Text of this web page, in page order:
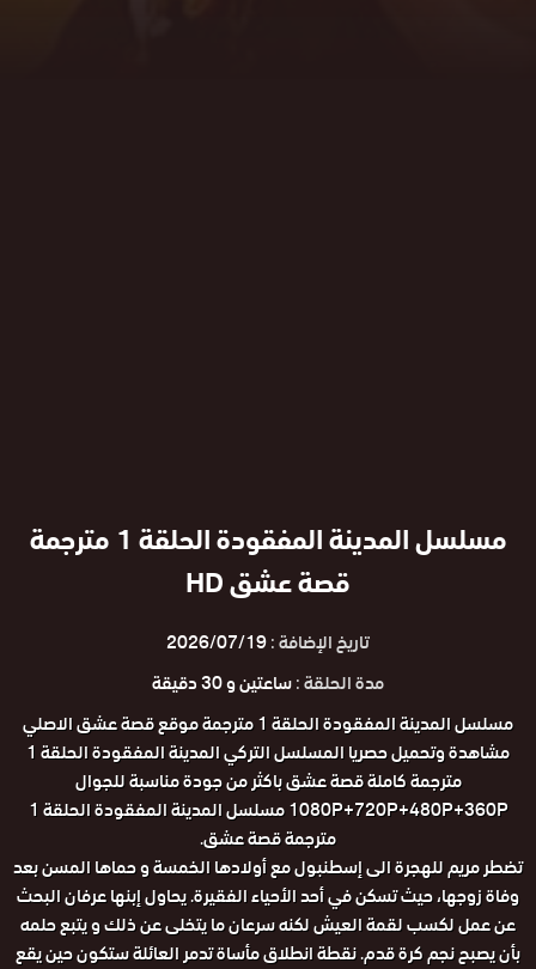
مسلسل المدينة المفقودة الحلقة 1 مترجمة
قصة عشق HD
تاريخ الإضافة :2026/07/19
مدة الحلقة :ساعتين و 30 دقيقة
مسلسل المدينة المفقودة الحلقة 1 مترجمة موقع قصة عشق الاصلي
مشاهدة وتحميل حصريا المسلسل التركي المدينة المفقودة الحلقة 1
مترجمة كاملة قصة عشق باكثر من جودة مناسبة للجوال
1080P+720P+480P+360P مسلسل المدينة المفقودة الحلقة 1
مترجمة قصة عشق.
تضطر مريم للهجرة الى إسطنبول مع أولادها الخمسة و حماها المسن بعد
وفاة زوجها، حيث تسكن في أحد الأحياء الفقيرة. يحاول إبنها عرفان البحث
عن عمل لكسب لقمة العيش لكنه سرعان ما يتخلى عن ذلك و يتبع حلمه
بأن يصبح نجم كرة قدم. نقطة انطلاق مأساة تدمر العائلة ستكون حين يقع